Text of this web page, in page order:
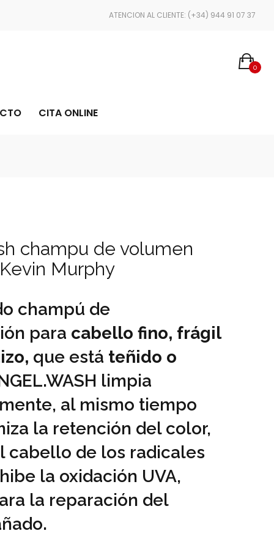
ENVÍOS EN 24/48 HORAS
ATENCION AL CLIENTE: (+34) 944 91 07 37
0
CITA ONLINE
champu de volumen
Murphy
champú de
para cabello fino, frágil
que está teñido o
limpia
al mismo tiempo
la retención del color,
cabello de los radicales
la oxidación UVA,
la reparación del